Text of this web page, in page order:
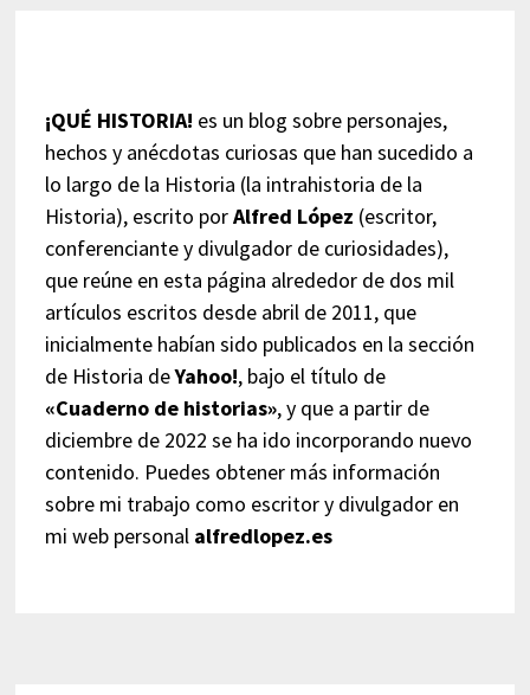
¡QUÉ HISTORIA! es un blog sobre personajes,
hechos y anécdotas curiosas que han sucedido a
lo largo de la Historia (la intrahistoria de la
Historia), escrito porAlfred López (escritor,
conferenciante y divulgador de curiosidades),
que reúne en esta página alrededor de dos mil
artículos escritos desde abril de 2011, que
inicialmente habían sido publicados en la sección
de Historia deYahoo!, bajo el título de
«Cuaderno de historias», y que a partir de
diciembre de 2022 se ha ido incorporando nuevo
contenido. Puedes obtener más información
sobre mi trabajo como escritor y divulgador en
mi web personal alfredlopez.es